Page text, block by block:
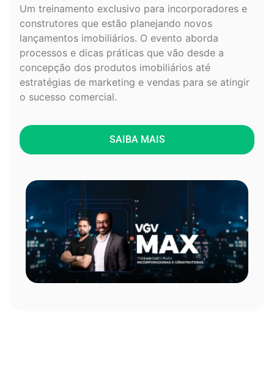
Um treinamento exclusivo para incorporadores e
construtores que estão planejando novos
lançamentos imobiliários. O evento aborda
processos e dicas práticas que vão desde a
concepção dos produtos imobiliários até
estratégias de marketing e vendas para se atingir
o sucesso comercial.
SAIBA MAIS